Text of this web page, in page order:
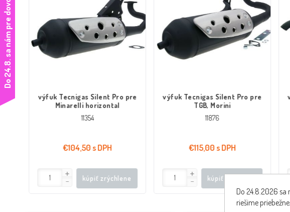
výfuk Tecnigas Silent Pro pre
Minarelli horizontal
11354
€104,50 s DPH
kúpiť zrýchlene
výfuk Tecnigas Silent Pro pre
TGB, Morini
11876
€115,00 s DPH
kúpiť zrýchlene
D
o
2
4
.
8
.
s
a
n
á
m
p
r
e
d
o
v
o
l
e
n
k
u
n
e
d
o
v
o
l
á
t
Do 24.8.2026
riešime